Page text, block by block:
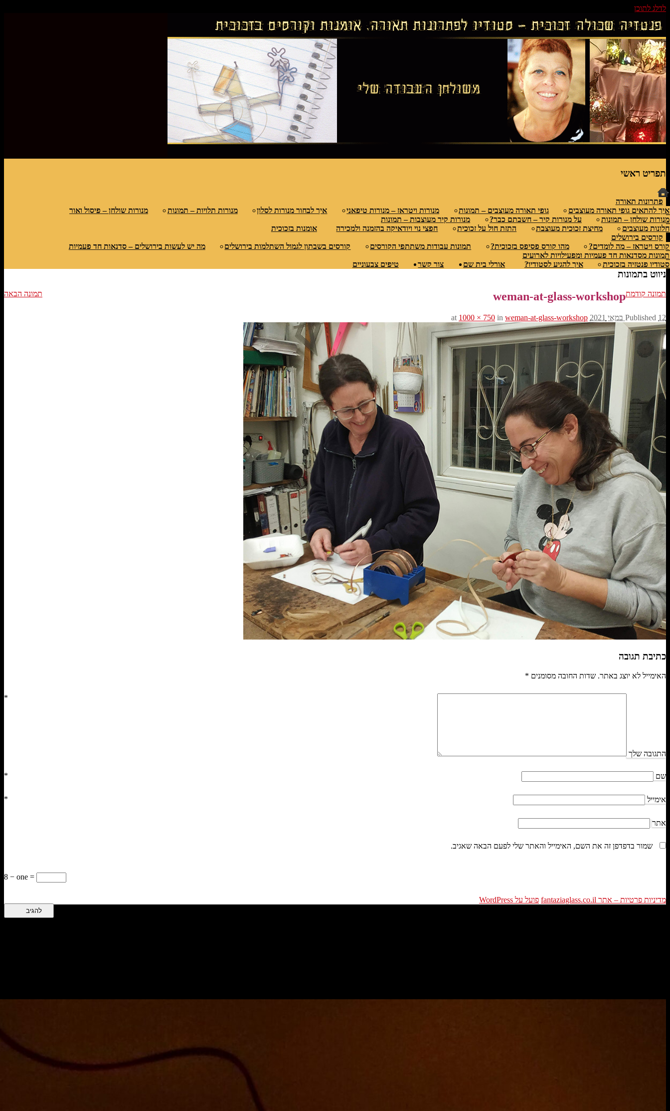
לדלג לתוכן
פנטזיה – פתרונות תאורה וסטודיו לויטראז
גופי תאורה אומנותיים בעבודת יד, ויטראזים לחלונות ולמחיצות דקורטיביות, קורסים בויטראז ובפסיפס
תפריט ראשי
פתרונות תאורה
איך להתאים גופי תאורה מעוצבים
גופי תאורה מעוצבים – תמונות מנורות ויטראז – מנורות טיפאני איך לבחור מנורות לסלון מנורות תלויות – תמונות
מנורות שולחן – פיסול ואור
מנורות שולחן – תמונות
על מנורות קיר – חשבתם כבר?
מנורות קיר מעוצבות – תמונות
אומנות בזכוכית
חלונות מעוצבים מחיצת זכוכית מעוצבת התזת חול על זכוכית
חפצי נוי ויודאיקה בהזמנה ולמכירה
קורסים בירושלים
קורס ויטראז – מה לומדים?
מהו קורס פסיפס בזכוכית? תמונות עבודות משתתפי הקורסים קורסים בשבתון לגמול השתלמות בירושלים
מה יש לעשות בירושלים – סדנאות חד פעמיות
תמונות מסדנאות חד פעמיות ומפעילויות לארועים
אורלי בית שם
סטודיו פנטזיה בזכוכית איך להגיע לסטודיו? צור קשר טיפים צבעוניים
ניווט בתמונות
תמונה קודמת תמונה הבאה weman-at-glass-workshop
Published 12 במאי 2021 1000 × 750 in weman-at-glass-workshop
כתיבת תגובה
האימייל לא יוצג באתר. שדות החובה מסומנים *
התגובה שלך
*
שם *
אימייל *
אתר
שמור בדפדפן זה את השם, האימייל והאתר שלי לפעם הבאה שאגיב.
8 − one =
מדיניות פרטיות – אתר fantaziaglass.co.il פועל על WordPress